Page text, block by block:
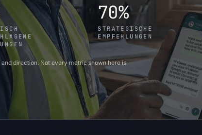
70%
STRATEGISCHE
EMPFEHLUNGEN
direction. Not every metric shown here is